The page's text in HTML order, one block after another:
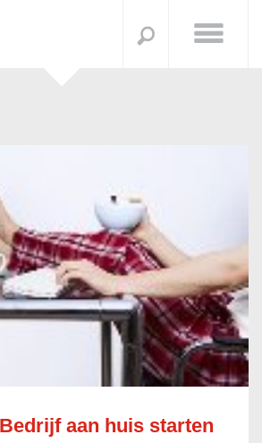
aan huis starten